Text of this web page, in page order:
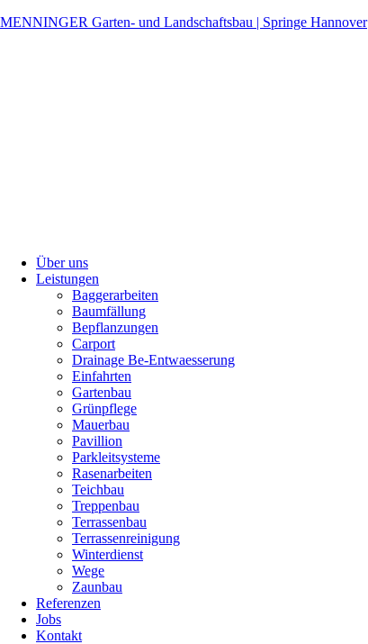
MENNINGER Garten- und Landschaftsbau | Springe Hannover
Über uns
Leistungen
Baggerarbeiten
Baumfällung
Bepflanzungen
Carport
Drainage Be-Entwaesserung
Einfahrten
Gartenbau
Grünpflege
Mauerbau
Pavillion
Parkleitsysteme
Rasenarbeiten
Teichbau
Treppenbau
Terrassenbau
Terrassenreinigung
Winterdienst
Wege
Zaunbau
Referenzen
Jobs
Kontakt